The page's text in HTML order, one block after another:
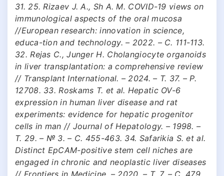
31. 25. Rizaev J. A., Sh A. M. COVID-19 views on
immunological aspects of the oral mucosa
//European research: innovation in science,
educa-tion and technology. – 2022. – С. 111-113.
32. Rejas C., Junger H. Cholangiocyte organoids
in liver transplantation: a comprehensive review
// Transplant International. – 2024. – Т. 37. – P.
12708. 33. Roskams T. et al. Hepatic OV-6
expression in human liver disease and rat
experiments: evidence for hepatic progenitor
cells in man // Journal of Hepatology. – 1998. –
Т. 29. – № 3. – С. 455-463. 34. Safarikia S. et al.
Distinct EpCAM-positive stem cell niches are
engaged in chronic and neoplastic liver diseases
// Frontiers in Medicine. – 2020. – Т. 7. – С. 479.